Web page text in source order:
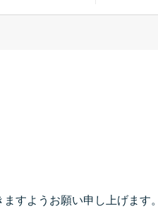
すようお願い申し上げます。